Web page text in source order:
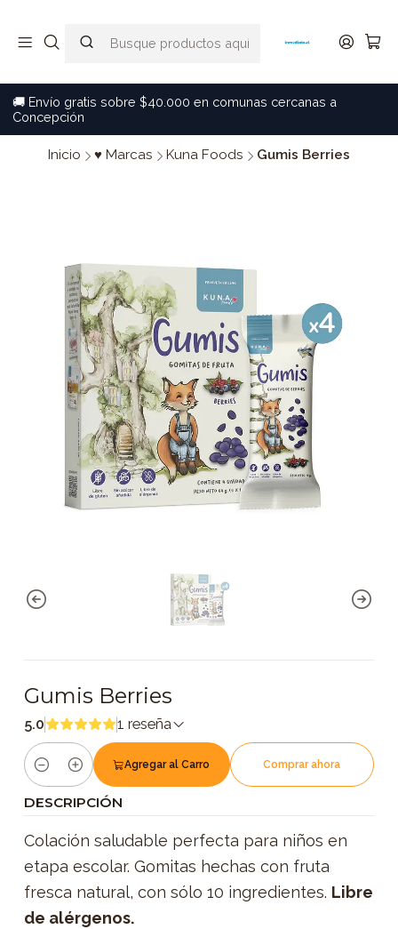
🚚 Envío gratis sobre $40.000 en comunas cercanas a
Concepción
Inicio ♥ Marcas Kuna Foods Gumis Berries
Gumis Berries
5.0 1 reseña
Cantidad
Agregar al Carro Comprar ahora
DESCRIPCIÓN
Colación saludable perfecta para niños en
etapa escolar. Gomitas hechas con fruta
fresca natural, con sólo 10 ingredientes. Libre
de alérgenos.